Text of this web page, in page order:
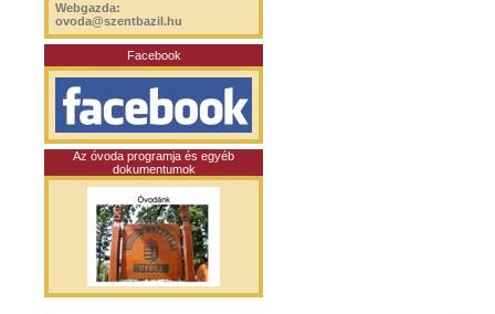
Webgazda:
ovoda@szentbazil.hu
Facebook
Az óvoda programja és egyéb
dokumentumok